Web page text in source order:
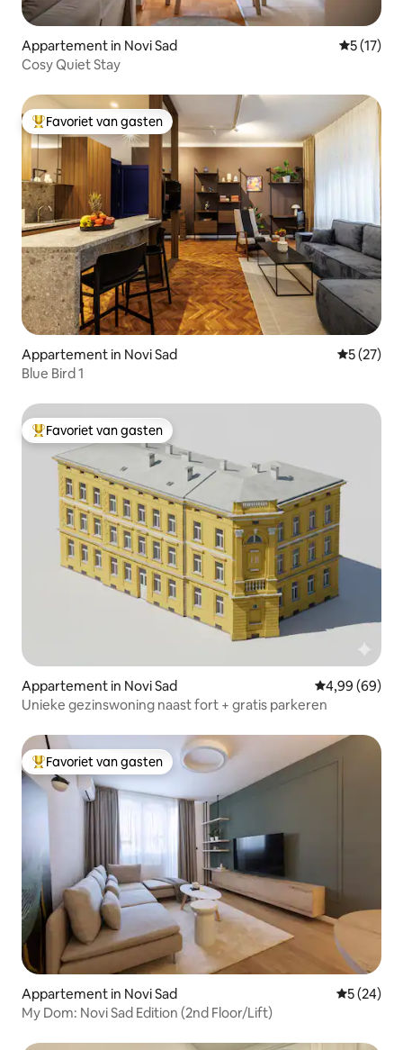
Appartement in Novi Sad
5 (17)
Cosy Quiet Stay
Topfavoriet van gasten
Favoriet van gasten
Appartement in Novi Sad
5 (27)
Blue Bird 1
Topfavoriet van gasten
Favoriet van gasten
Appartement in Novi Sad Gemiddelde
4,99 (69)
Unieke gezinswoning naast fort + gratis parkeren
Topfavoriet van gasten
Favoriet van gasten
Appartement in Novi Sad
5 (24)
My Dom: Novi Sad Edition (2nd Floor/Lift)